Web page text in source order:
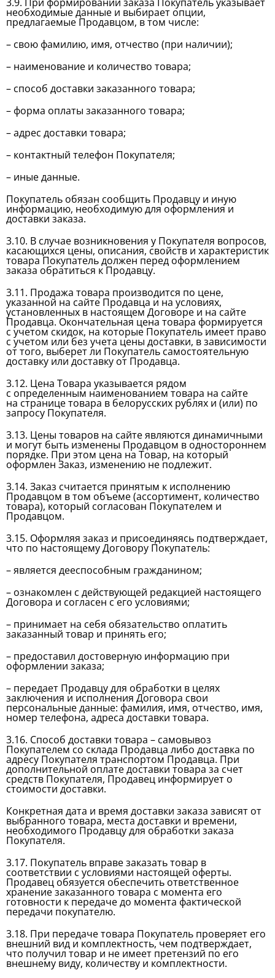
необходимые данные и выбирает опции,
предлагаемые Продавцом, в том числе:
– свою фамилию, имя, отчество (при наличии);
– наименование и количество товара;
– способ доставки заказанного товара;
– форма оплаты заказанного товара;
– адрес доставки товара;
– контактный телефон Покупателя;
– иные данные.
Покупатель обязан сообщить Продавцу и иную
информацию, необходимую для оформления и
доставки заказа.
3.10. В случае возникновения у Покупателя вопросов,
касающихся цены, описания, свойств и характеристик
товара Покупатель должен перед оформлением
заказа обратиться к Продавцу.
3.11. Продажа товара производится по цене,
указанной на сайте Продавца и на условиях,
установленных в настоящем Договоре и на сайте
Продавца. Окончательная цена товара формируется
с учетом скидок, на которые Покупатель имеет право
с учетом или без учета цены доставки, в зависимости
от того, выберет ли Покупатель самостоятельную
доставку или доставку от Продавца.
3.12. Цена Товара указывается рядом
с определенным наименованием товара на сайте
на странице товара в белорусских рублях и (или) по
запросу Покупателя.
3.13. Цены товаров на сайте являются динамичными
и могут быть изменены Продавцом в одностороннем
порядке. При этом цена на Товар, на который
оформлен Заказ, изменению не подлежит.
3.14. Заказ считается принятым к исполнению
Продавцом в том объеме (ассортимент, количество
товара), который согласован Покупателем и
Продавцом.
3.15. Оформляя заказ и присоединяясь подтверждает,
что по настоящему Договору Покупатель:
– является дееспособным гражданином;
– ознакомлен с действующей редакцией настоящего
Договора и согласен с его условиями;
– принимает на себя обязательство оплатить
заказанный товар и принять его;
– предоставил достоверную информацию при
оформлении заказа;
– передает Продавцу для обработки в целях
заключения и исполнения Договора свои
персональные данные: фамилия, имя, отчество, имя,
номер телефона, адреса доставки товара.
3.16. Способ доставки товара – самовывоз
Покупателем со склада Продавца либо доставка по
адресу Покупателя транспортом Продавца. При
дополнительной оплате доставки товара за счет
средств Покупателя, Продавец информирует о
стоимости доставки.
Конкретная дата и время доставки заказа зависят от
выбранного товара, места доставки и времени,
необходимого Продавцу для обработки заказа
Покупателя.
3.17. Покупатель вправе заказать товар в
соответствии с условиями настоящей оферты.
Продавец обязуется обеспечить ответственное
хранение заказанного товара с момента его
готовности к передаче до момента фактической
передачи покупателю.
3.18. При передаче товара Покупатель проверяет его
внешний вид и комплектность, чем подтверждает,
что получил товар и не имеет претензий по его
внешнему виду, количеству и комплектности.